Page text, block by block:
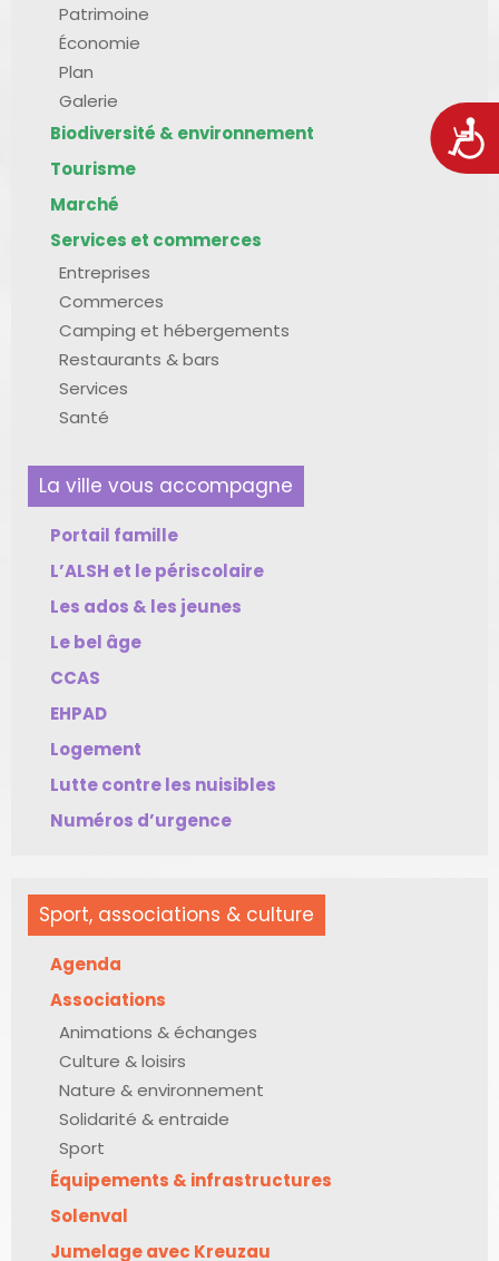
Patrimoine
Économie
Plan
Galerie
Biodiversité & environnement
Tourisme
Marché
Services et commerces
Entreprises
Commerces
Camping et hébergements
Restaurants & bars
Services
Santé
La ville vous accompagne
Portail famille
L’ALSH et le périscolaire
Les ados & les jeunes
Le bel âge
CCAS
EHPAD
Logement
Lutte contre les nuisibles
Numéros d’urgence
Sport, associations & culture
Agenda
Associations
Animations & échanges
Culture & loisirs
Nature & environnement
Solidarité & entraide
Sport
Équipements & infrastructures
Solenval
Jumelage avec Kreuzau